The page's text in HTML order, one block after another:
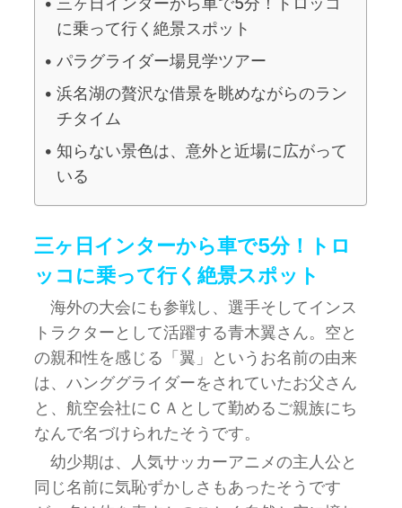
に乗って行く絶景スポット
パラグライダー場見学ツアー
浜名湖の贅沢な借景を眺めながらのラン
チタイム
知らない景色は、意外と近場に広がって
いる
三ヶ日インターから車で5分！トロ
ッコに乗って行く絶景スポット
海外の大会にも参戦し、選手そしてインス
トラクターとして活躍する青木翼さん。空と
の親和性を感じる「翼」というお名前の由来
は、ハンググライダーをされていたお父さん
と、航空会社にＣＡとして勤めるご親族にち
なんで名づけられたそうです。
幼少期は、人気サッカーアニメの主人公と
同じ名前に気恥ずかしさもあったそうです